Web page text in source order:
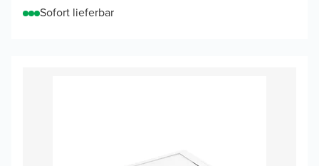
Sofort lieferbar